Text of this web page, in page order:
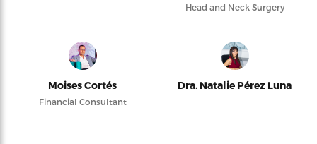
Head and Neck Surgery
Moises Cortés
Financial Consultant
Dra. Natalie Pérez Luna